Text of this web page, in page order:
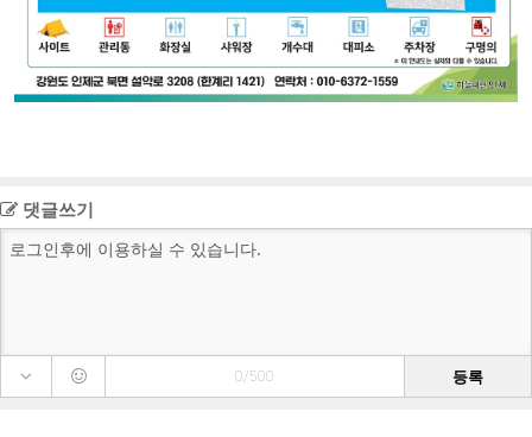
댓글쓰기
0/500 등록